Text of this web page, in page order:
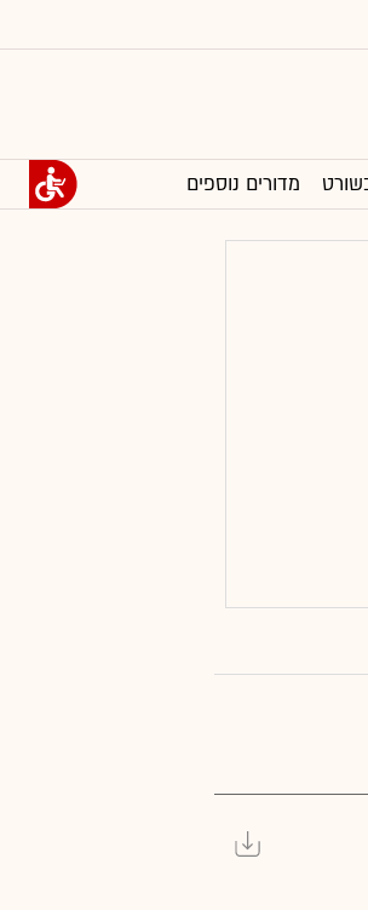
מדורים נוספים